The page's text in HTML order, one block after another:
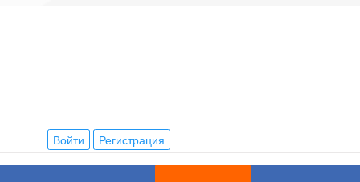
Войти Регистрация